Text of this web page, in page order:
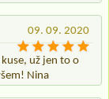
09. 09. 2020
už jen to o
Nina